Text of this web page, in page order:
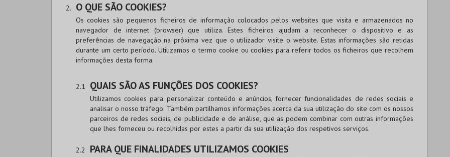
O QUE SÃO COOKIES?
Os cookies são pequenos ficheiros de informação colocados pelos websites que visita e armazenados no
navegador de internet (browser) que utiliza. Estes ficheiros ajudam a reconhecer o dispositivo e as
preferências de navegação na próxima vez que o utilizador visite o website. Estas informações são retidas
durante um certo período. Utilizamos o termo cookie ou cookies para referir todos os ficheiros que recolhem
informações desta forma.
QUAIS SÃO AS FUNÇÕES DOS COOKIES?
Utilizamos cookies para personalizar conteúdo e anúncios, fornecer funcionalidades de redes sociais e
analisar o nosso tráfego. Também partilhamos informações acerca da sua utilização do site com os nossos
parceiros de redes sociais, de publicidade e de análise, que as podem combinar com outras informações
que lhes forneceu ou recolhidas por estes a partir da sua utilização dos respetivos serviços.
PARA QUE FINALIDADES UTILIZAMOS COOKIES